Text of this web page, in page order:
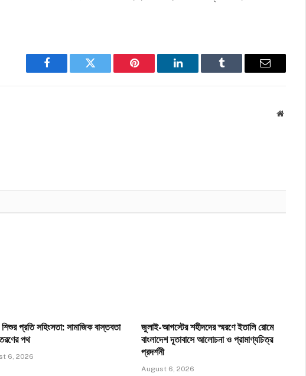
Facebook Twitter Pinterest LinkedIn Tumblr Email
Website
শিশুর প্রতি সহিংসতা: সামাজিক বাস্তবতা
পথ
6, 2026
জুলাই-আগস্টের শহীদদের স্মরণে ইতালি রোমে
বাংলাদেশ দূতাবাসে আলোচনা ও প্রামাণ্যচিত্র
প্রদর্শনী
August 6, 2026